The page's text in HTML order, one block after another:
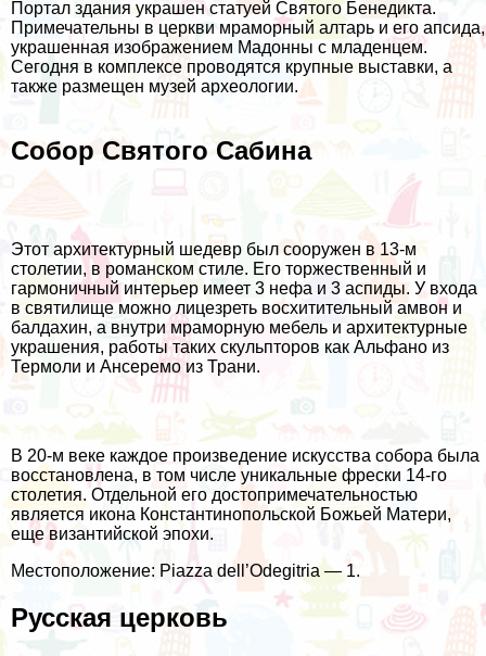
Портал здания украшен статуей Святого Бенедикта.
Примечательны в церкви мраморный алтарь и его апсида,
украшенная изображением Мадонны с младенцем.
Сегодня в комплексе проводятся крупные выставки, а
также размещен музей археологии.
Собор Святого Сабина
Этот архитектурный шедевр был сооружен в 13-м
столетии, в романском стиле. Его торжественный и
гармоничный интерьер имеет 3 нефа и 3 аспиды. У входа
в святилище можно лицезреть восхитительный амвон и
балдахин, а внутри мраморную мебель и архитектурные
украшения, работы таких скульпторов как Альфано из
Термоли и Ансеремо из Трани.
В 20-м веке каждое произведение искусства собора была
восстановлена, в том числе уникальные фрески 14-го
столетия. Отдельной его достопримечательностью
является икона Константинопольской Божьей Матери,
еще византийской эпохи.
Местоположение: Piazza dell’Odegitria — 1.
Русская церковь